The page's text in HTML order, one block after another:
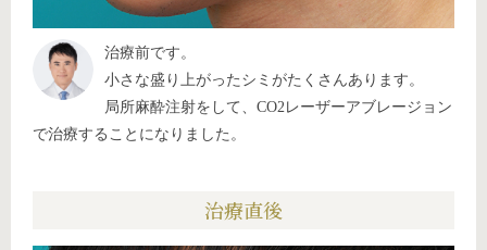
治療前です。
小さな盛り上がったシミがたくさんあります。
局所麻酔注射をして、CO2レーザーアブレージョン
で治療することになりました。
治療直後